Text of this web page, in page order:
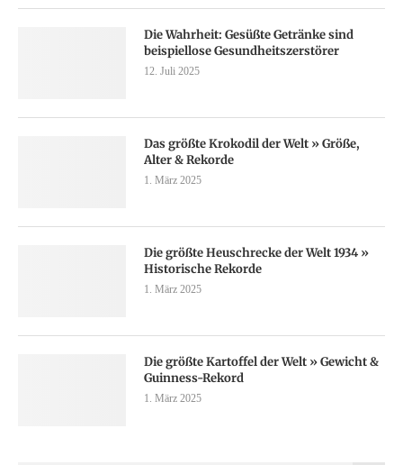
Die Wahrheit: Gesüßte Getränke sind
beispiellose Gesundheitszerstörer
12. Juli 2025
Das größte Krokodil der Welt » Größe,
Alter & Rekorde
1. März 2025
Die größte Heuschrecke der Welt 1934 »
Historische Rekorde
1. März 2025
Die größte Kartoffel der Welt » Gewicht &
Guinness-Rekord
1. März 2025